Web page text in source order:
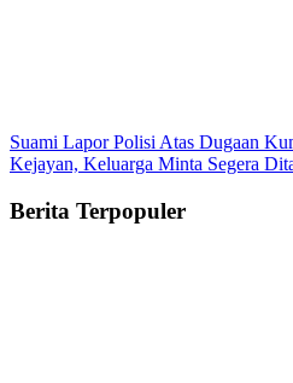
Suami Lapor Polisi Atas Dugaan
Kejayan, Keluarga Minta Segera
Berita Terpopuler